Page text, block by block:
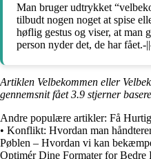
Man bruger udtrykket
tilbudt nogen noget at spise
høflig gestus og viser, at man
person nyder det, de har fået.-
Artiklen Velbekommen eller
gennemsnit fået3.9 stjerner
Andre populære artikler: Få
• Konflikt: Hvordan man
Pøblen – Hvordan vi kan
Optimér Dine Formater for Bedre